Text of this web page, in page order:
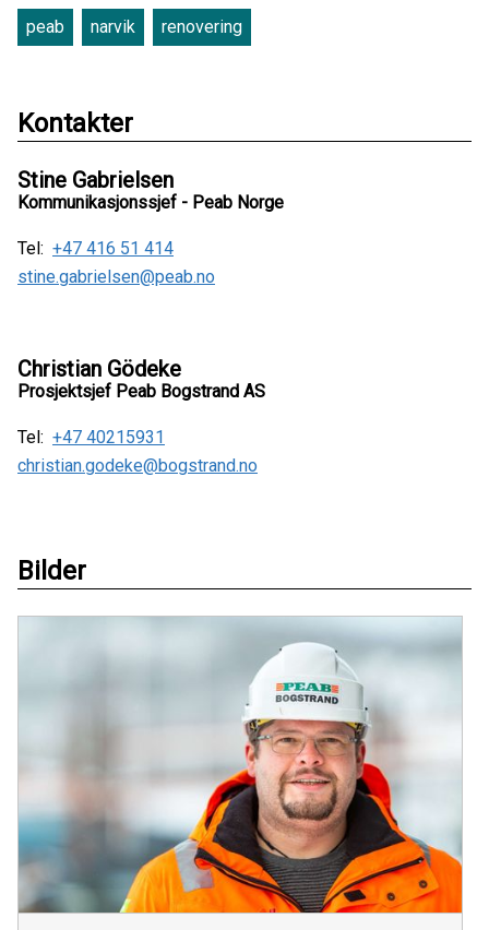
peab narvik renovering
Kontakter
Stine Gabrielsen
Kommunikasjonssjef - Peab Norge
Tel: +47 416 51 414
stine.gabrielsen@peab.no
Christian Gödeke
Prosjektsjef Peab Bogstrand AS
Tel: +47 40215931
christian.godeke@bogstrand.no
Bilder